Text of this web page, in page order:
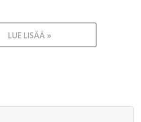
LUE LISÄÄ »